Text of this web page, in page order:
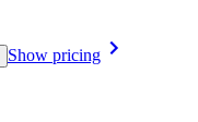
Show pricing